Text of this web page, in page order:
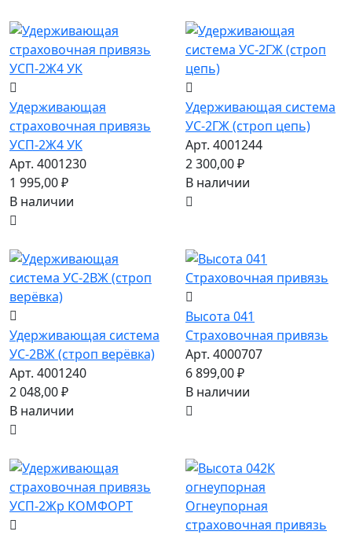
Удерживающая
страховочная привязь
УСП-2Ж4 УК
Арт. 4001230
1 995,00 ₽
В наличии
Удерживающая система
УС-2ГЖ (строп цепь)
Арт. 4001244
2 300,00 ₽
В наличии
Удерживающая система
УС-2ВЖ (строп верёвка)
Арт. 4001240
2 048,00 ₽
В наличии
Высота 041
Страховочная привязь
Арт. 4000707
6 899,00 ₽
В наличии